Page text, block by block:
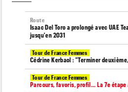
Route
Isaac Del Toro a prolongé avec UAE
jusqu'en 2031
Tour de France Femmes
Cédrine Kerbaol : "Terminer
Tour de France Femmes
Parcours, favoris, profil… La 7e étape